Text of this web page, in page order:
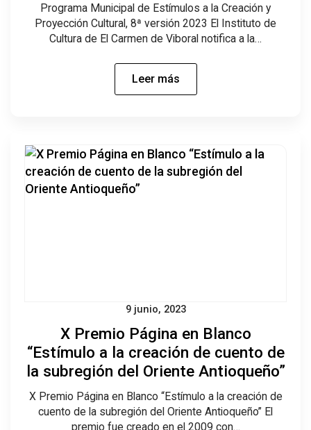
Programa Municipal de Estímulos a la Creación y
Proyección Cultural, 8ª versión 2023 El Instituto de
Cultura de El Carmen de Viboral notifica a la…
Leer más
X Premio Página en Blanco
“Estímulo a la creación de cuento de
la subregión del Oriente Antioqueño”
9 junio, 2023
X Premio Página en Blanco “Estímulo a la creación de
cuento de la subregión del Oriente Antioqueño” El
premio fue creado en el 2009 con…